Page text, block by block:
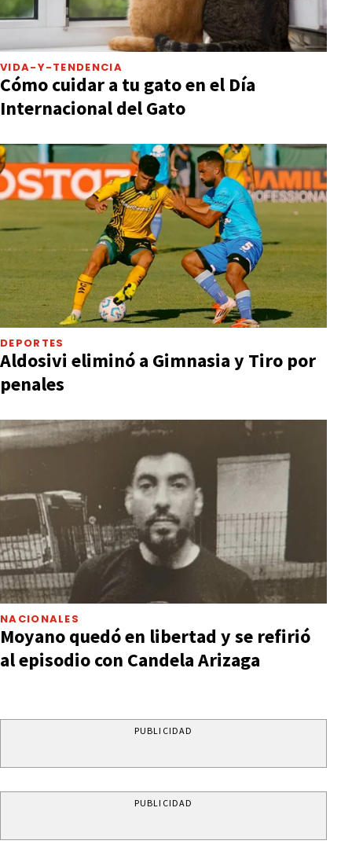
VIDA-Y-TENDENCIA
Cómo cuidar a tu gato en el Día
Internacional del Gato
DEPORTES
Aldosivi eliminó a Gimnasia y Tiro por
penales
NACIONALES
Moyano quedó en libertad y se refirió
al episodio con Candela Arizaga
PUBLICIDAD
PUBLICIDAD